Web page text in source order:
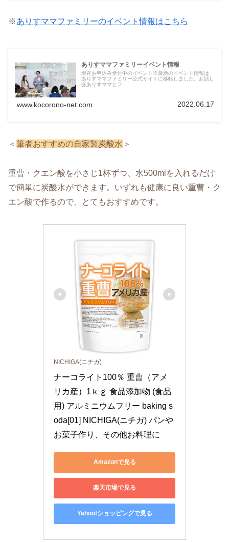
※ありすママファミリーのイベント情報はこちら
ありすママファミリーイベント情報
現在お申込み受付中のイベント※最新のイベント情報は、
ありすママファミリー公式サイトに移転しました。お話し
会ありすママとフ...
www.kocorono-net.com 2022.06.17
＜ 筆者おすすめの自家製炭酸水 ＞
重曹・クエン酸を小さじ1杯ずつ、水500mlを入れるだけ
で簡単に炭酸水ができます。いずれも健康に良い重曹・ク
エン酸で作るので、とてもおすすめです。
NICHIGA(ニチガ)
ナーコライト100％ 重曹（アメ
リカ産）1ｋｇ 食品添加物 (食品
用) アルミニウムフリー baking s
oda[01] NICHIGA(ニチガ) パンや
お菓子作り、その他お料理に
Amazonで見る
楽天市場で見る
Yahoo!ショッピングで見る